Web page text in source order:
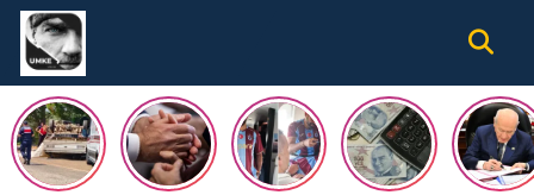
Gündem
Ekonomi
Nöbetçi Eczaneler
Hava Durumu